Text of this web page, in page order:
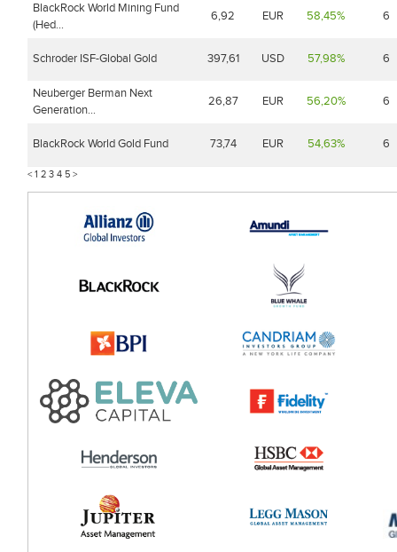
BlackRock World Mining Fund
(Hed...
6,92 EUR 58,45% 6
Schroder ISF-Global Gold 397,61 USD 57,98% 6
Neuberger Berman Next
Generation...
26,87 EUR 56,20% 6
BlackRock World Gold Fund 73,74 EUR 54,63% 6
< 1 2 3 4 5 >